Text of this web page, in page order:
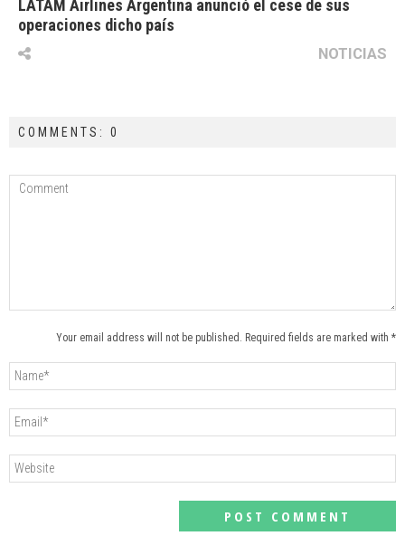
LATAM Airlines Argentina anunció el cese de sus
operaciones dicho país
NOTICIAS
COMMENTS: 0
Your email address will not be published. Required fields are marked with *